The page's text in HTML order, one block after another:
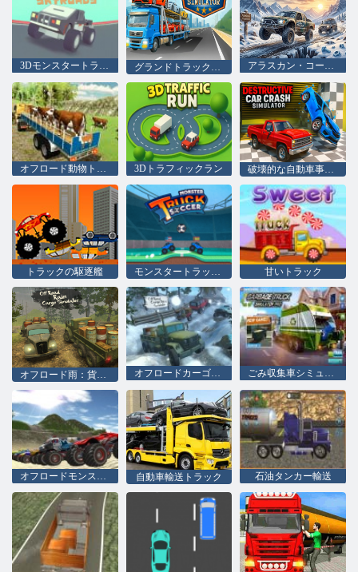
3Dモンスタートラックスカイロード null アラスカン・コーズ・ドライブ
オフロード動物トラック輸送 3Dトラフィックラン 破壊的な自動車事故シミュレーター
トラックの駆逐艦 モンスタートラックサッカー 甘いトラック
オフロードカーゴドライブシミュレータ ごみ収集車シミュレータ
オフロードモンスタートラック 自動車輸送トラック 石油タンカー輸送